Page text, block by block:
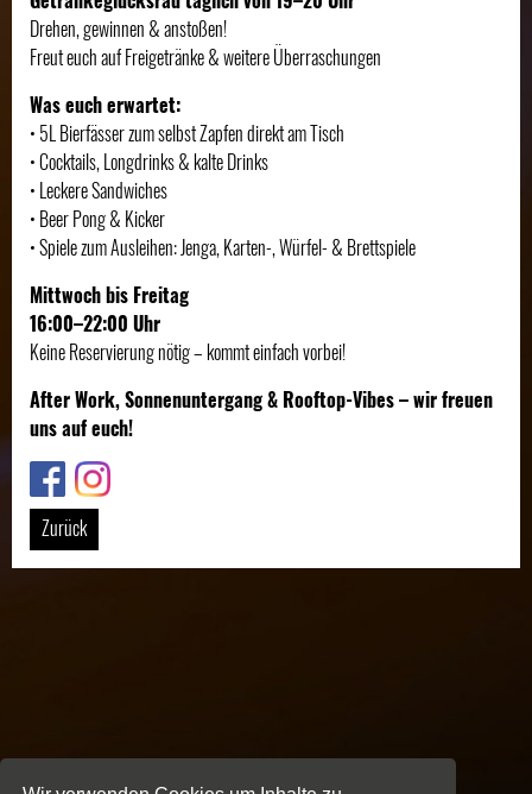
Drehen, gewinnen & anstoßen!
Freut euch auf Freigetränke & weitere Überraschungen
Was euch erwartet:
• 5L Bierfässer zum selbst Zapfen direkt am Tisch
• Cocktails, Longdrinks & kalte Drinks
• Leckere Sandwiches
• Beer Pong & Kicker
• Spiele zum Ausleihen: Jenga, Karten-, Würfel- & Brettspiele
Mittwoch bis Freitag
16:00–22:00 Uhr
Keine Reservierung nötig – kommt einfach vorbei!
After Work, Sonnenuntergang & Rooftop-Vibes – wir freuen
uns auf euch!
Link
Link
Zurück